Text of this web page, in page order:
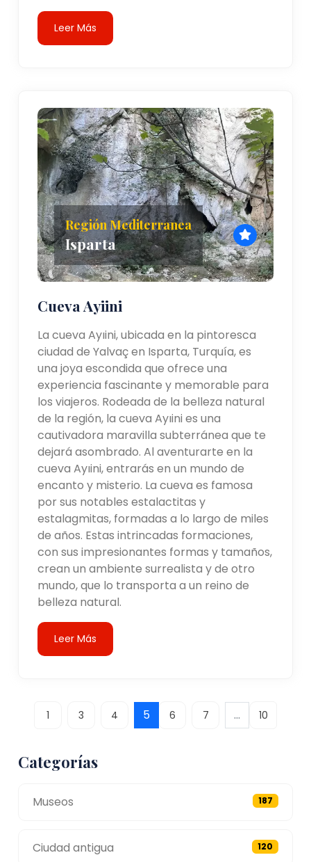
Leer Más
Región Mediterranea
Isparta
Cueva Ayiini
La cueva Ayıini, ubicada en la pintoresca
ciudad de Yalvaç en Isparta, Turquía, es
una joya escondida que ofrece una
experiencia fascinante y memorable para
los viajeros. Rodeada de la belleza natural
de la región, la cueva Ayıini es una
cautivadora maravilla subterránea que te
dejará asombrado. Al aventurarte en la
cueva Ayıini, entrarás en un mundo de
encanto y misterio. La cueva es famosa
por sus notables estalactitas y
estalagmitas, formadas a lo largo de miles
de años. Estas intrincadas formaciones,
con sus impresionantes formas y tamaños,
crean un ambiente surrealista y de otro
mundo, que lo transporta a un reino de
belleza natural.
Leer Más
1 3 4 5 6 7 ... 10
Categorías
Museos 187
Ciudad antigua 120